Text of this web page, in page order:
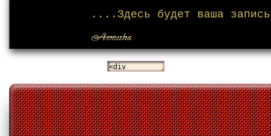
....Здесь будет ваша